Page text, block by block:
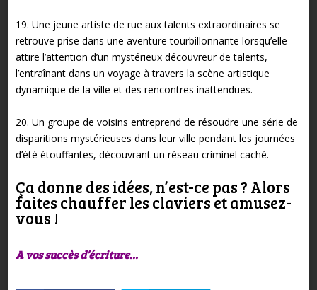
19. Une jeune artiste de rue aux talents extraordinaires se
retrouve prise dans une aventure tourbillonnante lorsqu’elle
attire l’attention d’un mystérieux découvreur de talents,
l’entraînant dans un voyage à travers la scène artistique
dynamique de la ville et des rencontres inattendues.
20. Un groupe de voisins entreprend de résoudre une série de
disparitions mystérieuses dans leur ville pendant les journées
d’été étouffantes, découvrant un réseau criminel caché.
Ça donne des idées, n’est-ce pas ? Alors
faites chauffer les claviers et amusez-
vous !
A vos succès d’écriture…